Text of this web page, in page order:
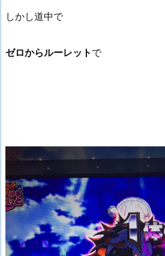
しかし道中で
ゼロからルーレット で